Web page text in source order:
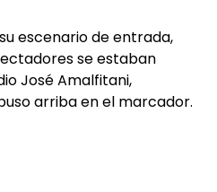
escenario de entrada,
se estaban
José Amalfitani,
arriba en el marcador.